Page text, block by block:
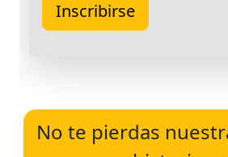
No te pierdas